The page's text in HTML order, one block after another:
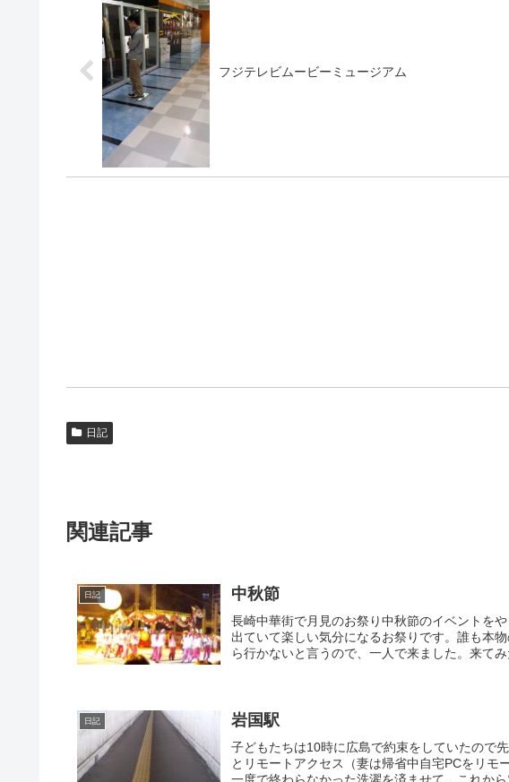
フジテレビムービーミュージアム
日記
関連記事
日記 中秋節
長崎中華街で月見のお祭り中秋節のイベントを
出ていて楽しい気分になるお祭りです。誰も本
ら行かないと言うので、一人で来ました。来て
日記 岩国駅
子どもたちは10時に広島で約束をしていたので
とリモートアクセス（妻は帰省中自宅PCをリモ